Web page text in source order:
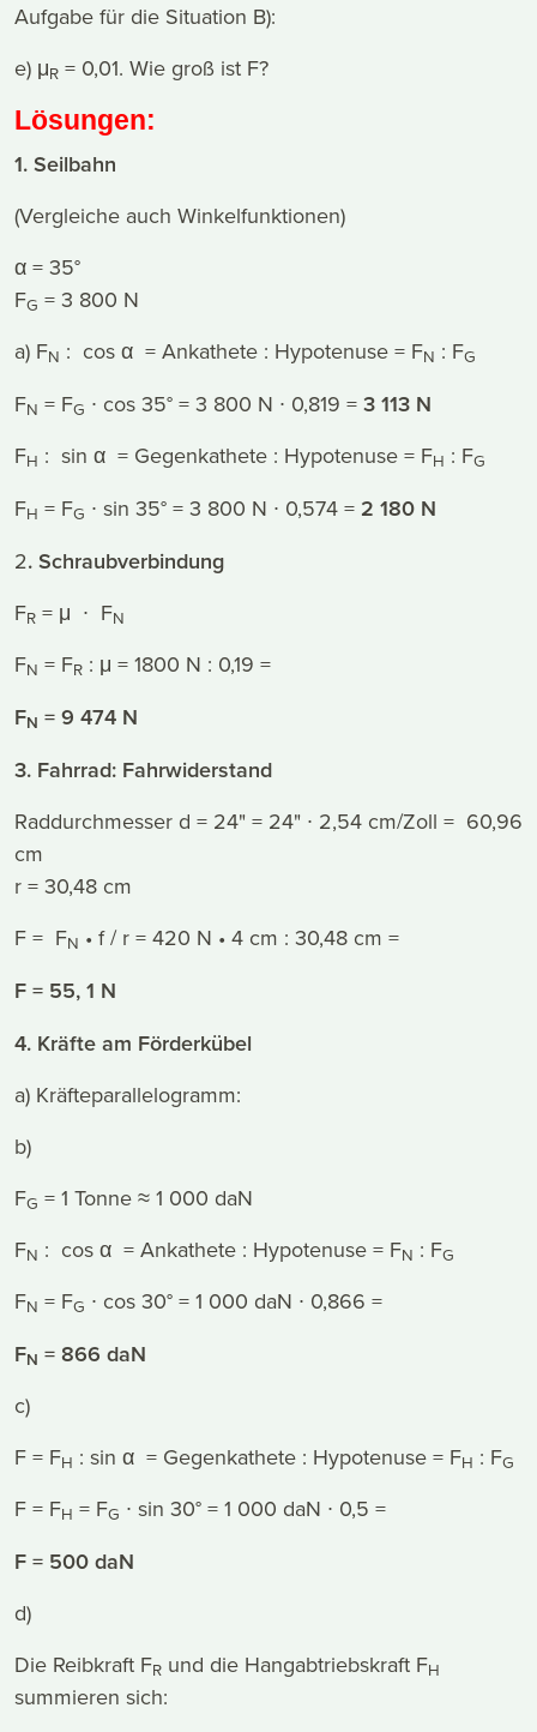
Aufgabe für die Situation B):
e) μR = 0,01. Wie groß ist F?
Lösungen:
1. Seilbahn
(Vergleiche auch Winkelfunktionen)
α = 35°
FG = 3 800 N
a) FN : cos α = Ankathete : Hypotenuse = FN : FG
FN = FG ∙ cos 35° = 3 800 N ∙ 0,819 = 3 113 N
FH : sin α = Gegenkathete : Hypotenuse = FH : FG
FH = FG ∙ sin 35° = 3 800 N ∙ 0,574 = 2 180 N
2. Schraubverbindung
FR = μ ∙ FN
FN = FR : μ = 1800 N : 0,19 =
FN = 9 474 N
3. Fahrrad: Fahrwiderstand
Raddurchmesser d = 24" = 24" ∙ 2,54 cm/Zoll = 60,96
cm
r = 30,48 cm
F = FN • f / r = 420 N • 4 cm : 30,48 cm =
F = 55, 1 N
4. Kräfte am Förderkübel
a) Kräfteparallelogramm:
b)
FG = 1 Tonne ≈ 1 000 daN
FN : cos α = Ankathete : Hypotenuse = FN : FG
FN = FG ∙ cos 30° = 1 000 daN ∙ 0,866 =
FN = 866 daN
c)
F = FH : sin α = Gegenkathete : Hypotenuse = FH : FG
F = FH = FG ∙ sin 30° = 1 000 daN ∙ 0,5 =
F = 500 daN
d)
Die Reibkraft FR und die Hangabtriebskraft FH
summieren sich: